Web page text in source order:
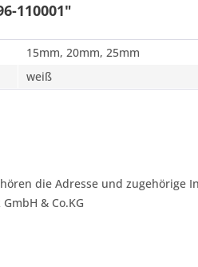
110001"
15mm, 20mm, 25mm
weiß
die Adresse und zugehörige
& Co.KG